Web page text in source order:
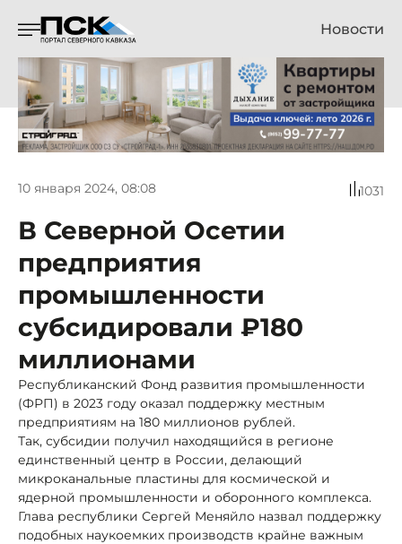
Новости
10 января 2024, 08:08 1031
В Северной Осетии
предприятия
промышленности
субсидировали ₽180
миллионами
Республиканский Фонд развития промышленности
(ФРП) в 2023 году оказал поддержку местным
предприятиям на 180 миллионов рублей.
Так, субсидии получил находящийся в регионе
единственный центр в России, делающий
микроканальные пластины для космической и
ядерной промышленности и оборонного комплекса.
Глава республики Сергей Меняйло назвал поддержку
подобных наукоемких производств крайне важным